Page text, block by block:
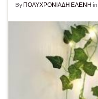
By ΠΟΛΥΧΡΟΝΙΑΔΗ ΕΛΕΝΗ in